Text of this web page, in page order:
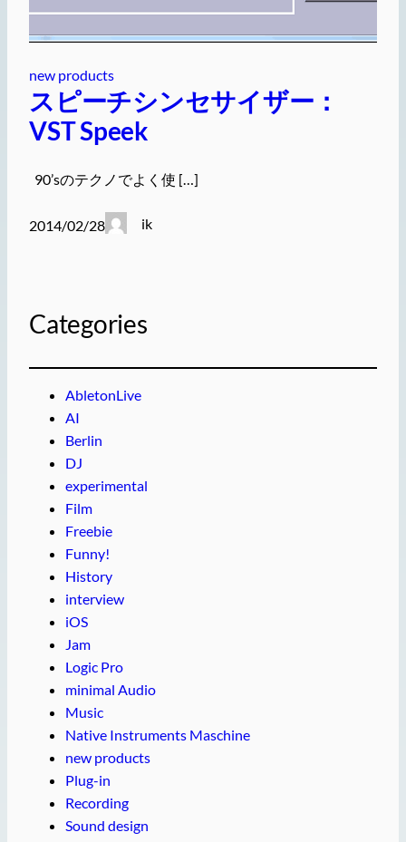
new products
スピーチシンセサイザー：
VST Speek
90’sのテクノでよく使 […]
2014/02/28 ik
Categories
AbletonLive
AI
Berlin
DJ
experimental
Film
Freebie
Funny!
History
interview
iOS
Jam
Logic Pro
minimal Audio
Music
Native Instruments Maschine
new products
Plug-in
Recording
Sound design